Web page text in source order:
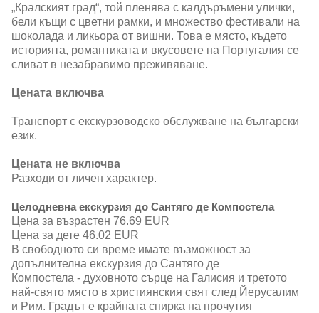
„Кралският град“, той пленява с калдъръмени улички,
бели къщи с цветни рамки, и множество фестивали на
шоколада и ликьора от вишни. Това е място, където
историята, романтиката и вкусовете на Португалия се
сливат в незабравимо преживяване.
Цената включва
Транспорт с екскурзоводско обслужване на български
език.
Цената не включва
Разходи от личен характер.
Целодневна екскурзия до Сантяго де Компостела
Цена за възрастен 76.69 EUR
Цена за дете 46.02 EUR
В свободното си време имате възможност за
допълнителна екскурзия до Сантяго де
Компостела - духовното сърце на Галисия и третото
най-свято място в християнския свят след Йерусалим
и Рим. Градът е крайната спирка на прочутия